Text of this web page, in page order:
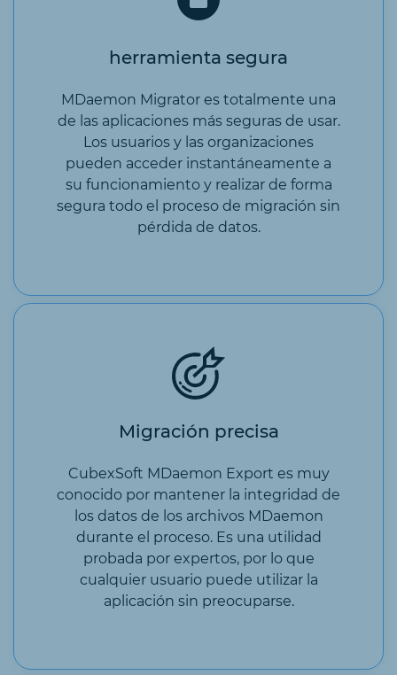
herramienta segura
MDaemon Migrator es totalmente una
de las aplicaciones más seguras de usar.
Los usuarios y las organizaciones
pueden acceder instantáneamente a
su funcionamiento y realizar de forma
segura todo el proceso de migración sin
pérdida de datos.
Migración precisa
CubexSoft MDaemon Export es muy
conocido por mantener la integridad de
los datos de los archivos MDaemon
durante el proceso. Es una utilidad
probada por expertos, por lo que
cualquier usuario puede utilizar la
aplicación sin preocuparse.